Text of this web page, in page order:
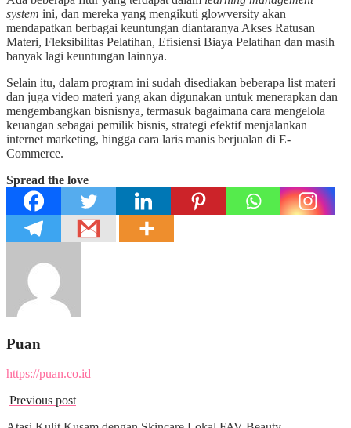
system ini, dan mereka yang mengikuti glowversity akan
mendapatkan berbagai keuntungan diantaranya Akses Ratusan
Materi, Fleksibilitas Pelatihan, Efisiensi Biaya Pelatihan dan masih
banyak lagi keuntungan lainnya.
Selain itu, dalam program ini sudah disediakan beberapa list materi
dan juga video materi yang akan digunakan untuk menerapkan dan
mengembangkan bisnisnya, termasuk bagaimana cara mengelola
keuangan sebagai pemilik bisnis, strategi efektif menjalankan
internet marketing, hingga cara laris manis berjualan di E-
Commerce.
Spread the love
Puan
https://puan.co.id
Previous post